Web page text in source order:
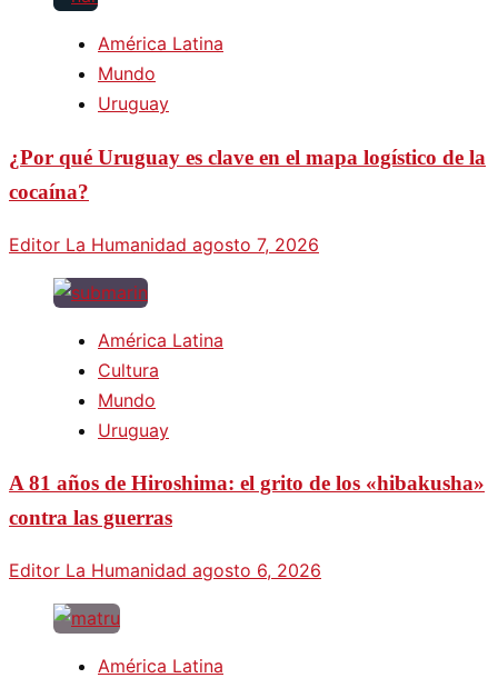
América Latina
Mundo
Uruguay
¿Por qué Uruguay es clave en el mapa logístico de la
cocaína?
Editor La Humanidad agosto 7, 2026
América Latina
Cultura
Mundo
Uruguay
A 81 años de Hiroshima: el grito de los «hibakusha»
contra las guerras
Editor La Humanidad agosto 6, 2026
América Latina